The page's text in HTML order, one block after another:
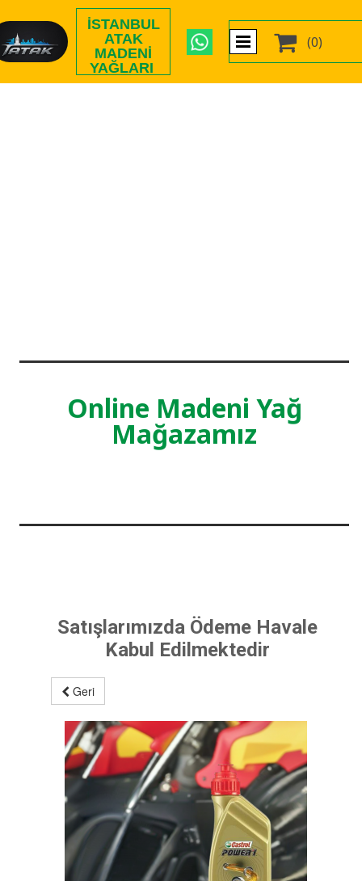
İSTANBUL
ATAK
MADENI
YAĞLARI
 (0)
Online Madeni Yağ
Mağazamız
Satışlarımızda Ödeme Havale
Kabul Edilmektedir
Geri